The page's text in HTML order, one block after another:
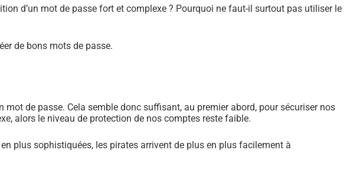
d’un mot de passe fort et complexe ? Pourquoi ne faut-il surtout pas utiliser le
de bons mots de passe.
de passe. Cela semble donc suffisant, au premier abord, pour sécuriser nos
alors le niveau de protection de nos comptes reste faible.
plus sophistiquées, les pirates arrivent de plus en plus facilement à